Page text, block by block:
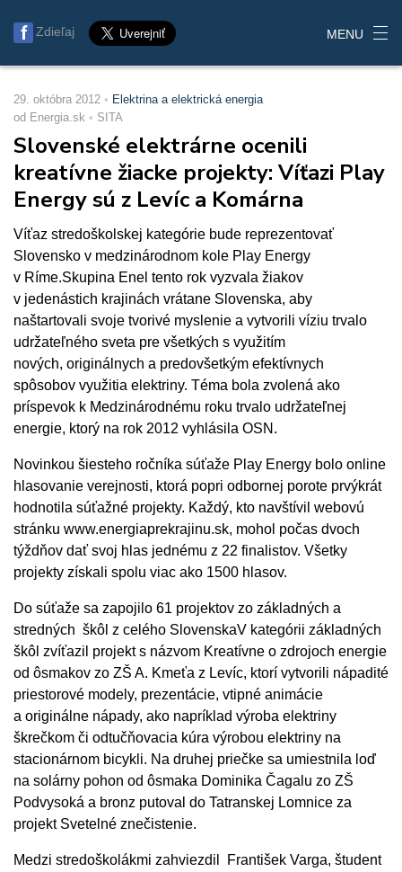
Zdieľaj MENU
29. októbra 2012
Elektrina a elektrická energia
od Energia.sk
SITA
Slovenské elektrárne ocenili
kreatívne žiacke projekty: Víťazi Play
Energy sú z Levíc a Komárna
Víťaz stredoškolskej kategórie bude reprezentovať
Slovensko v medzinárodnom kole Play Energy
v Ríme.Skupina Enel tento rok vyzvala žiakov
v jedenástich krajinách vrátane Slovenska, aby
naštartovali svoje tvorivé myslenie a vytvorili víziu trvalo
udržateľného sveta pre všetkých s využitím
nových, originálnych a predovšetkým efektívnych
spôsobov využitia elektriny. Téma bola zvolená ako
príspevok k Medzinárodnému roku trvalo udržateľnej
energie, ktorý na rok 2012 vyhlásila OSN.
Novinkou šiesteho ročníka súťaže Play Energy bolo online
hlasovanie verejnosti, ktorá popri odbornej porote prvýkrát
hodnotila súťažné projekty. Každý, kto navštívil webovú
stránku www.energiaprekrajinu.sk, mohol počas dvoch
týždňov dať svoj hlas jednému z 22 finalistov. Všetky
projekty získali spolu viac ako 1500 hlasov.
Do súťaže sa zapojilo 61 projektov zo základných a
stredných škôl z celého SlovenskaV kategórii základných
škôl zvíťazil projekt s názvom Kreatívne o zdrojoch energie
od ôsmakov zo ZŠ A. Kmeťa z Levíc, ktorí vytvorili nápadité
priestorové modely, prezentácie, vtipné animácie
a originálne nápady, ako napríklad výroba elektriny
škrečkom či odtučňovacia kúra výrobou elektriny na
stacionárnom bicykli. Na druhej priečke sa umiestnila loď
na solárny pohon od ôsmaka Dominika Čagalu zo ZŠ
Podvysoká a bronz putoval do Tatranskej Lomnice za
projekt Svetelné znečistenie.
Medzi stredoškolákmi zahviezdil František Varga, študent